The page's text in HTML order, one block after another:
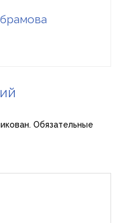
Обязательные